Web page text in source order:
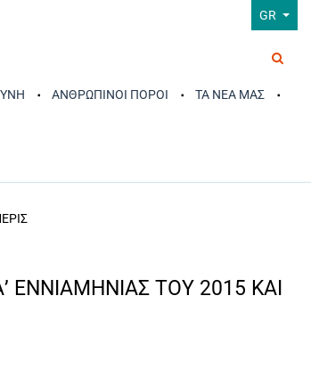
GR
ΑΝΘΡΩΠΙΝΟΙ ΠΟΡΟΙ ΤΑ ΝΕΑ ΜΑΣ
ΤΟΥ 2015 ΚΑΙ